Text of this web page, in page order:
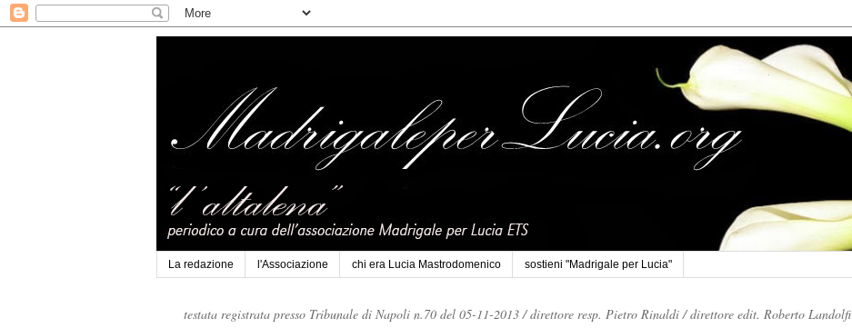
La redazione l'Associazione chi era Lucia Mastrodomenico sostieni "Madrigale per Lucia"
testata registrata presso Tribunale di Napoli n.70 del 05-11-2013 /direttore resp. Pietro Rinaldi /direttore edit. Roberto Landolfi